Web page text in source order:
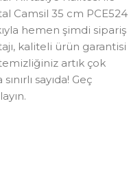
Camsil 35 cm PCE524
hemen şimdi sipariş
kaliteli ürün garantisi
artık çok
sayıda! Geç